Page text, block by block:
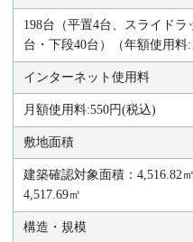
198台（平置4台、スライド
台・下段40台）（年額使用料
インターネット使用料
月額使用料:550円(税込)
敷地面積
建築確認対象面積：
4,517.69㎡
構造・規模